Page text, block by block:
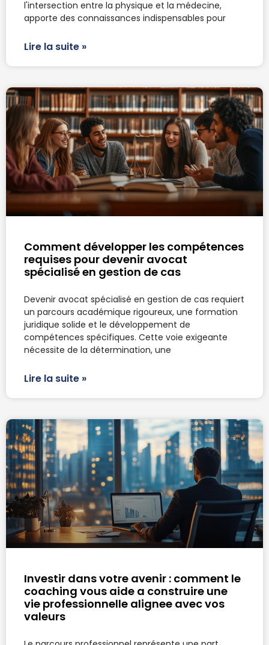
l'intersection entre la physique et la médecine,
apporte des connaissances indispensables pour
Lire la suite »
Comment développer les compétences
requises pour devenir avocat
spécialisé en gestion de cas
Devenir avocat spécialisé en gestion de cas requiert
un parcours académique rigoureux, une formation
juridique solide et le développement de
compétences spécifiques. Cette voie exigeante
nécessite de la détermination, une
Lire la suite »
Investir dans votre avenir : comment le
coaching vous aide a construire une
vie professionnelle alignee avec vos
valeurs